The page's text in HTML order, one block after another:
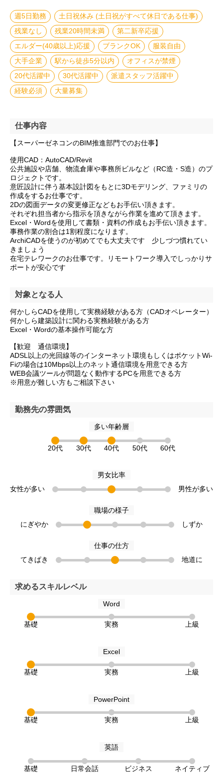
週5日勤務
土日祝休み (土日祝がすべて休日である仕事)
残業なし
残業20時間未満
第二新卒応援
エルダー(40歳以上)応援
ブランクOK
服装自由
大手企業
駅から徒歩5分以内
オフィスが禁煙
20代活躍中
30代活躍中
派遣スタッフ活躍中
経験必須
大量募集
仕事内容
【スーパーゼネコンのBIM推進部門でのお仕事】
使用CAD：AutoCAD/Revit
公共施設や店舗、物流倉庫や事務所ビルなど（RC造・S造）のプ
ロジェクトです。
意匠設計に伴う基本設計図をもとに3Dモデリング、ファミリの
作成をするお仕事です。
2Dの図面データの変更修正などもお手伝い頂きます。
それぞれ担当者から指示を頂きながら作業を進めて頂きます。
Excel・Wordを使用して書類・資料の作成もお手伝い頂きます。
事務作業の割合は1割程度になります。
ArchiCADを使うのが初めてでも大丈夫です 少しづつ慣れてい
きましょう
在宅テレワークのお仕事です。リモートワーク導入でしっかりサ
ポートが安心です
対象となる人
何かしらCADを使用して実務経験がある方（CADオペレーター）
何かしら建築設計に関わる実務経験がある方
Excel・Wordの基本操作可能な方
【歓迎 通信環境】
ADSL以上の光回線等のインターネット環境もしくはポケットWi-
Fiの場合は10Mbps以上のネット通信環境を用意できる方
WEB会議ツールが問題なく動作するPCを用意できる方
※用意が難しい方もご相談下さい
勤務先の雰囲気
多い年齢層
20代 30代 40代 50代 60代
男女比率
女性が多い
男性が多い
職場の様子
にぎやか
しずか
仕事の仕方
てきぱき
地道に
求めるスキルレベル
Word
基礎 実務 上級
Excel
基礎 実務 上級
PowerPoint
基礎 実務 上級
英語
基礎 日常会話 ビジネス ネイティブ